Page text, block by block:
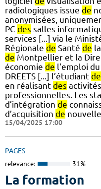
radiologiques issue de
anonymisées,
PC des salles
services [...] via le
Régionale de Santé de
de Montpellier et la
économie de l'emploi
DREETS [...] l’étudiant de
en réalisant des
professionnelles. Les
d’intégration de
d’acquisition de
15/04/2025 17:00
PAGES
relevance: 31%
La formation